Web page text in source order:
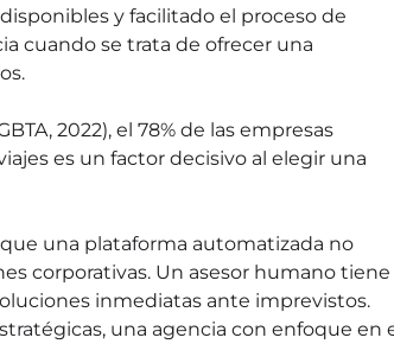
y facilitado el proceso de
cuando se trata de ofrecer una
2022), el 78% de las empresas
es un factor decisivo al elegir una
una plataforma automatizada no
corporativas. Un asesor humano tiene
inmediatas ante imprevistos.
una agencia con enfoque en